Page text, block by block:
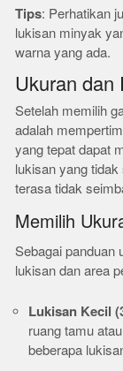
Tips: Perhatikan
lukisan minyak
warna yang ada.
Ukuran dan
Setelah memilih
adalah
yang tepat dapat
lukisan yang
terasa tidak
Memilih
Sebagai panduan
lukisan dan area
Lukisan Kecil
ruang tamu
beberapa